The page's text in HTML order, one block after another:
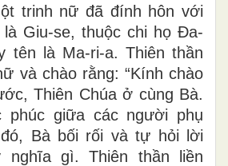
trinh nữ đã đính hôn với
Giu-se, thuộc chi họ Ða-
tên là Ma-ri-a. Thiên thần
và chào rằng: “Kính chào
Thiên Chúa ở cùng Bà.
phúc giữa các người phụ
Bà bối rối và tự hỏi lời
gì. Thiên thần liền